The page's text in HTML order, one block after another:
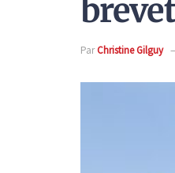
ParChristine Gilguy